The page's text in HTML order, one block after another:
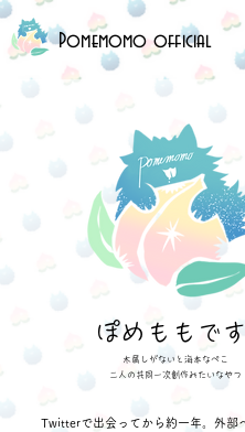
Pomemomo official
ぽめももです
木屑しがないと海本なぺこ
​二人の共同一次創作みたいなやつ
Twitterで出会ってから約一年。外部